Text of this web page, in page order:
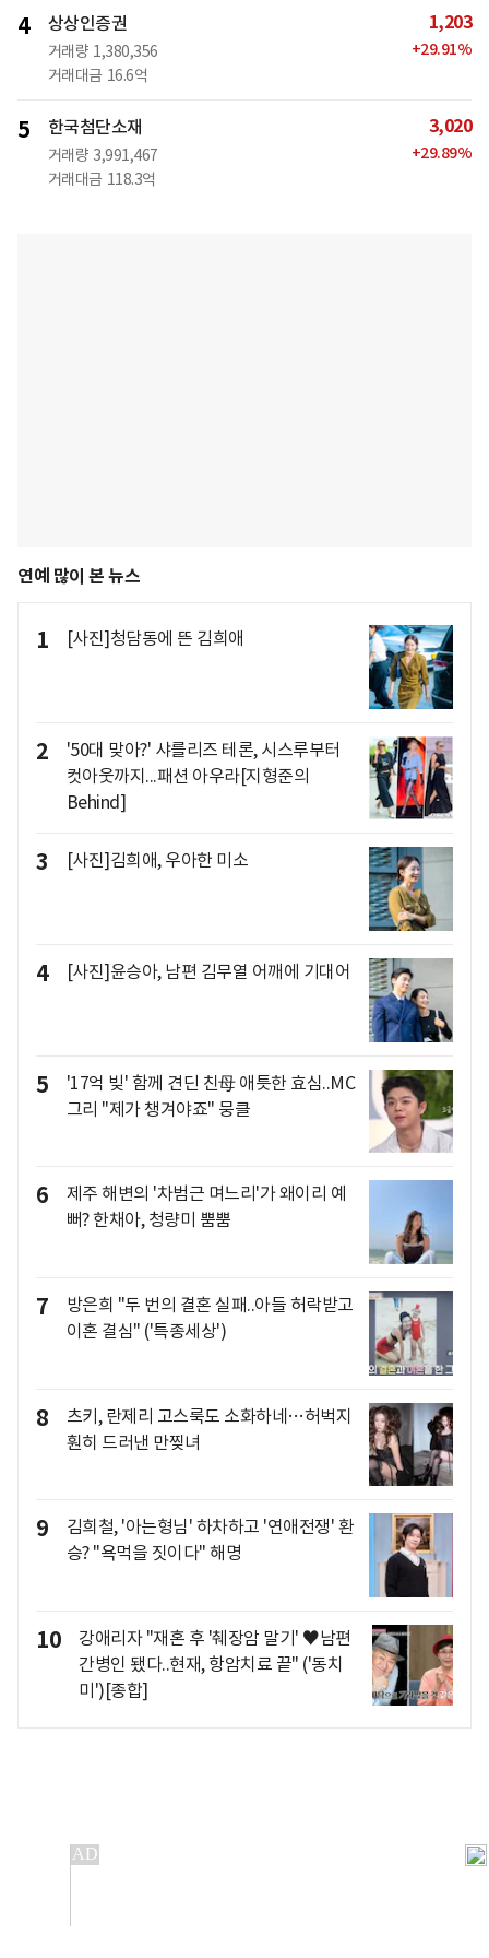
4 상상인증권
거래량 1,380,356
거래대금 16.6억
1,203
+29.91%
5 한국첨단소재
거래량 3,991,467
거래대금 118.3억
3,020
+29.89%
연예 많이 본 뉴스
1 [사진]청담동에 뜬 김희애
2
'50대 맞아?' 샤를리즈 테론, 시스루부터
컷아웃까지...패션 아우라[지형준의
Behind]
3 [사진]김희애, 우아한 미소
4 [사진]윤승아, 남편 김무열 어깨에 기대어
5
'17억 빚' 함께 견딘 친母 애틋한 효심..MC
그리 "제가 챙겨야죠" 뭉클
6
제주 해변의 '차범근 며느리'가 왜이리 예
뻐? 한채아, 청량미 뿜뿜
7
방은희 "두 번의 결혼 실패..아들 허락받고
이혼 결심" ('특종세상')
8
츠키, 란제리 고스룩도 소화하네…허벅지
훤히 드러낸 만찢녀
9
김희철, '아는형님' 하차하고 '연애전쟁' 환
승? "욕먹을 짓이다" 해명
10
강애리자 "재혼 후 '췌장암 말기' ♥남편
간병인 됐다..현재, 항암치료 끝" ('동치
미')[종합]